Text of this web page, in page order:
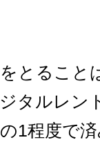
とること
タルレン
1程度で